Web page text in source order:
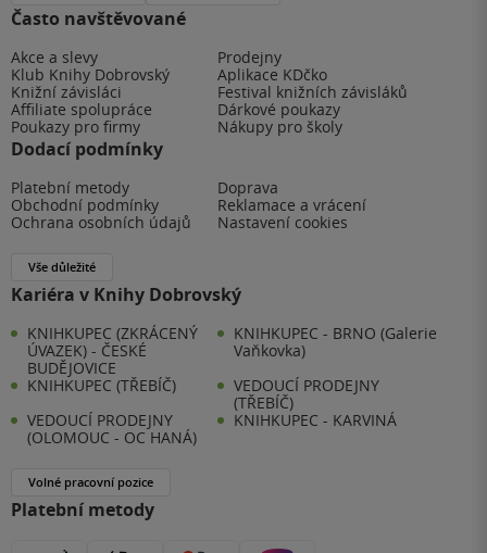
Často navštěvované
Akce a slevy
Prodejny
Klub Knihy Dobrovský
Aplikace KDčko
Knižní závisláci
Festival knižních závisláků
Affiliate spolupráce
Dárkové poukazy
Poukazy pro firmy
Nákupy pro školy
Dodací podmínky
Platební metody
Doprava
Obchodní podmínky
Reklamace a vrácení
Ochrana osobních údajů
Nastavení cookies
Vše důležité
Kariéra v Knihy Dobrovský
KNIHKUPEC (ZKRÁCENÝ
ÚVAZEK) - ČESKÉ
BUDĚJOVICE
KNIHKUPEC - BRNO (Galerie
Vaňkovka)
KNIHKUPEC (TŘEBÍČ)
VEDOUCÍ PRODEJNY
(TŘEBÍČ)
VEDOUCÍ PRODEJNY
(OLOMOUC - OC HANÁ)
KNIHKUPEC - KARVINÁ
Volné pracovní pozice
Platební metody